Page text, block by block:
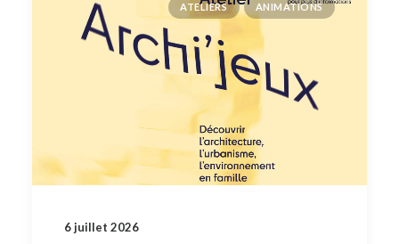
ATELIERS ANIMATIONS
6 juillet 2026